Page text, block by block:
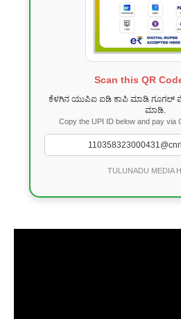
Scan this QR
ಕೆಳಗಿನ ಯುಪಿಐ ಐಡಿ ಕಾಪಿ ಮಾಡಿ ಗೂಗಲ್
ಮಾಡಿ.
Copy the UPI ID below and pay via
TULUNADU MEDIA